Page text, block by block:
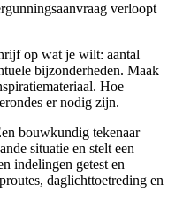
verloopt
op wat je wilt: aantal
bijzonderheden. Maak
Hoe
er nodig zijn.
bouwkundig tekenaar
situatie en stelt een
indelingen getest en
daglichttoetreding en